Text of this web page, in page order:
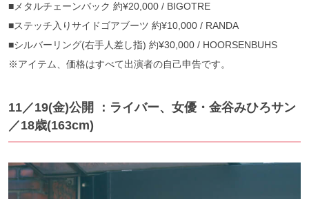
■メタルチェーンバック 約¥20,000 / BIGOTRE
■ステッチ入りサイドゴアブーツ 約¥10,000 / RANDA
■シルバーリング(右手人差し指) 約¥30,000 / HOORSENBUHS
※アイテム、価格はすべて出演者の自己申告です。
11／19(金)公開 ：ライバー、女優・金谷みひろサン
／18歳(163cm)